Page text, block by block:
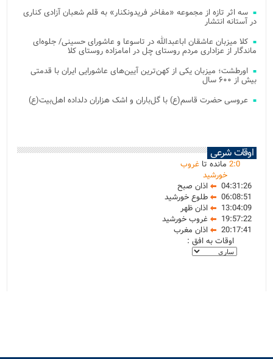
سه اثر تازه از مجموعه «مفاخر فریدونکنار» به قلم شعبان آزادی کناری
در آستانه انتشار
کلا میزبان عاشقان اباعبدالله در تاسوعا و عاشورای حسینی/ جلوه‌ای
ماندگار از عزاداری مردم روستای چل در امامزاده روستای کلا
اورطشت؛ میزبان یکی از کهن‌ترین آیین‌های عاشورایی ایران با قدمتی
بیش از ۶۰۰ سال
عروسی حضرت قاسم(ع) با گل‌باران و اشک هزاران دلداده اهل‌بیت(ع)
اوقات شرعی
2:0 مانده تا غروب
خورشید
04:31:26
اذان صبح
06:08:51
طلوع خورشید
13:04:09
اذان ظهر
19:57:22
غروب خورشید
20:17:41
اذان مغرب
اوقات به افق :